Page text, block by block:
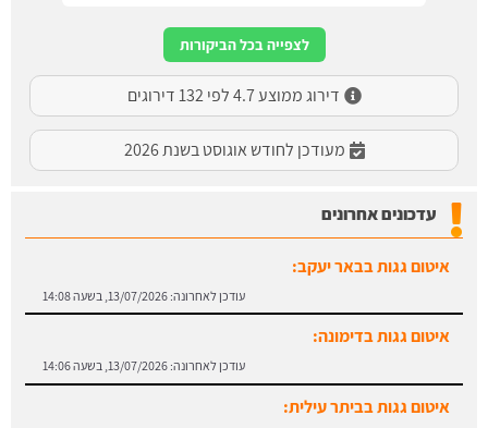
לצפייה בכל הביקורות
דירוג ממוצע 4.7 לפי 132 דירוגים
מעודכן לחודש אוגוסט בשנת 2026
עדכונים אחרונים
איטום גגות בדימונה:
עודכן לאחרונה: 13/07/2026, בשעה 14:06
איטום גגות בביתר עילית:
עודכן לאחרונה: 13/07/2026, בשעה 14:04
איטום צנרת חודרת: